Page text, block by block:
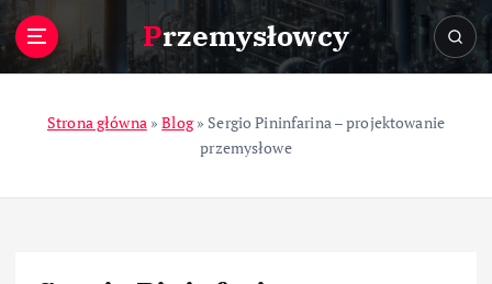
Przemysłowcy
Strona główna»Blog» Sergio Pininfarina – projektowanie
przemysłowe